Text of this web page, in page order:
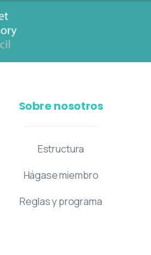
Sobre nosotros
Estructura
Hágase miembro
Reglas y programa